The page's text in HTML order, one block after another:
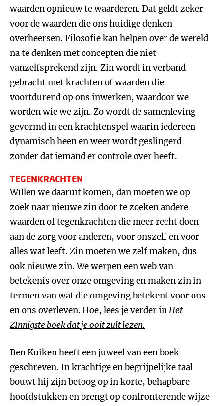
waarden opnieuw te waarderen. Dat geldt zeker
voor de waarden die ons huidige denken
overheersen. Filosofie kan helpen over de wereld
na te denken met concepten die niet
vanzelfsprekend zijn. Zin wordt in verband
gebracht met krachten of waarden die
voortdurend op ons inwerken, waardoor we
worden wie we zijn. Zo wordt de samenleving
gevormd in een krachtenspel waarin iedereen
dynamisch heen en weer wordt geslingerd
zonder dat iemand er controle over heeft.
TEGENKRACHTEN
Willen we daaruit komen, dan moeten we op
zoek naar nieuwe zin door te zoeken andere
waarden of tegenkrachten die meer recht doen
aan de zorg voor anderen, voor onszelf en voor
alles wat leeft. Zin moeten we zelf maken, dus
ook nieuwe zin. We werpen een web van
betekenis over onze omgeving en maken zin in
termen van wat die omgeving betekent voor ons
en ons overleven. Hoe, lees je verder inHet
ZInnigste boek dat je ooit zult lezen.
Ben Kuiken heeft een juweel van een boek
geschreven. In krachtige en begrijpelijke taal
bouwt hij zijn betoog op in korte, behapbare
hoofdstukken en brengt op confronterende wijze